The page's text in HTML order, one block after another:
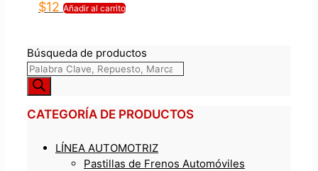
$12 Añadir al carrito
Búsqueda de productos
CATEGORÍA DE PRODUCTOS
LÍNEA AUTOMOTRIZ
Pastillas de Frenos Automóviles